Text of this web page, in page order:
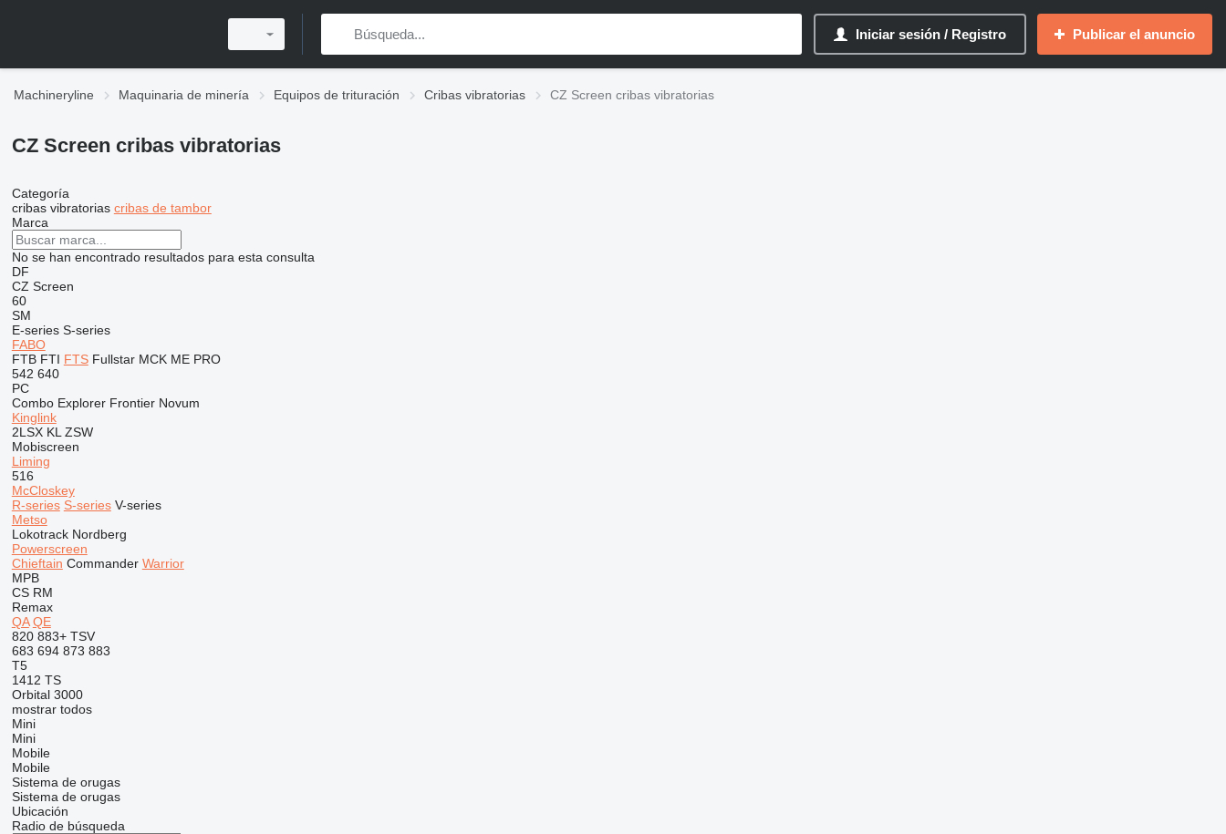
Iniciar sesión / Registro Publicar el anuncio
Machineryline Maquinaria de minería Equipos de trituración Cribas vibratorias CZ Screen cribas vibratorias
CZ Screen cribas vibratorias
Categoría
cribas vibratorias cribas de tambor
Marca
No se han encontrado resultados para esta consulta
DF
CZ Screen
60
SM
E-series S-series
FABO
FTB FTI FTS Fullstar MCK ME PRO
542 640
PC
Combo Explorer Frontier Novum
Kinglink
2LSX KL ZSW
Mobiscreen
Liming
516
McCloskey
R-series S-series V-series
Metso
Lokotrack Nordberg
Powerscreen
Chieftain Commander Warrior
MPB
CS RM
Remax
QA QE
820 883+ TSV
683 694 873 883
T5
1412 TS
Orbital 3000
mostrar todos
Mini
Mini
Mobile
Mobile
Sistema de orugas
Sistema de orugas
Ubicación
Radio de búsqueda